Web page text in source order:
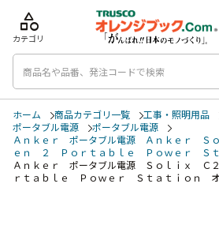
category
カテゴリ
ホーム 商品カテゴリ一覧 工事・照明用品
ポータブル電源
ポータブル電源
Ａｎｋｅｒ ポータブル電源 Ａｎｋｅｒ Ｓ
ｅｎ ２ Ｐｏｒｔａｂｌｅ Ｐｏｗｅｒ Ｓｔ
Ａｎｋｅｒ ポータブル電源 Ｓｏｌｉｘ
ｒｔａｂｌｅ Ｐｏｗｅｒ Ｓｔａｔｉｏｎ